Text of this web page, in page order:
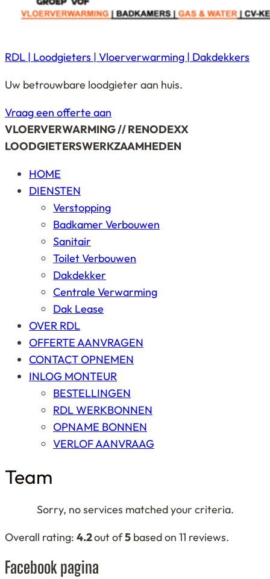
RDL | Loodgieters | Vloerverwarming | Dakdekkers
Uw betrouwbare loodgieter aan huis.
Vraag een offerte aan
VLOERVERWARMING // RENODEXX
LOODGIETERSWERKZAAMHEDEN
HOME
DIENSTEN
Verstopping
Badkamer Verbouwen
Sanitair
Toilet Verbouwen
Dakdekker
Centrale Verwarming
Dak Lease
OVER RDL
OFFERTE AANVRAGEN
CONTACT OPNEMEN
INLOG MONTEUR
BESTELLINGEN
RDL WERKBONNEN
OPNAME BONNEN
VERLOF AANVRAAG
Team
Sorry, no services matched your criteria.
4,2
based
Overall rating: 4.2out of5 based on 11 reviews.
Facebook pagina